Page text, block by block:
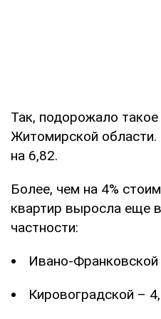
Так, подорожало
Житомирской
на 6,82.
Более, чем на 4%
квартир выросла еще
частности:
Ивано-Франковской
Кировоградской –